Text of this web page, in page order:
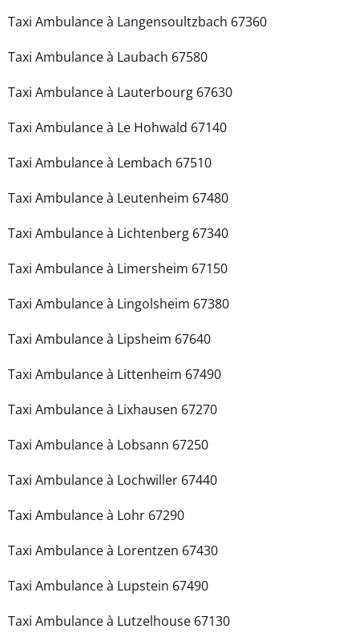
Taxi Ambulance à Langensoultzbach 67360
Taxi Ambulance à Laubach 67580
Taxi Ambulance à Lauterbourg 67630
Taxi Ambulance à Le Hohwald 67140
Taxi Ambulance à Lembach 67510
Taxi Ambulance à Leutenheim 67480
Taxi Ambulance à Lichtenberg 67340
Taxi Ambulance à Limersheim 67150
Taxi Ambulance à Lingolsheim 67380
Taxi Ambulance à Lipsheim 67640
Taxi Ambulance à Littenheim 67490
Taxi Ambulance à Lixhausen 67270
Taxi Ambulance à Lobsann 67250
Taxi Ambulance à Lochwiller 67440
Taxi Ambulance à Lohr 67290
Taxi Ambulance à Lorentzen 67430
Taxi Ambulance à Lupstein 67490
Taxi Ambulance à Lutzelhouse 67130